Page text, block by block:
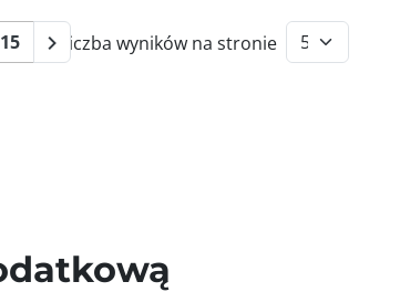
15 liczba wyników na stronie